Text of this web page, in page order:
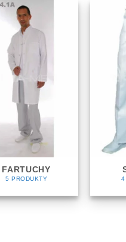
FARTUCHY
5 PRODUKTY 4